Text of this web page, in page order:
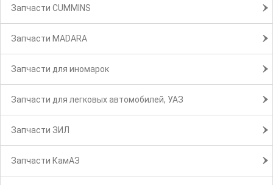
Запчасти CUMMINS
Запчасти MADARA
Запчасти для иномарок
Запчасти для легковых автомобилей, УАЗ
Запчасти ЗИЛ
Запчасти КамАЗ